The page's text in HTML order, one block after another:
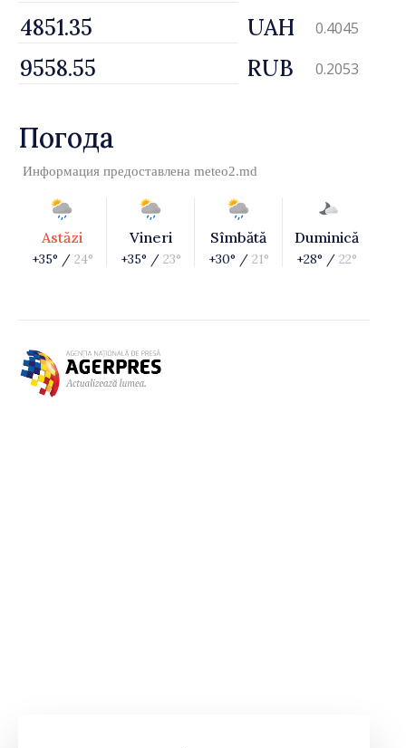
UAH
0.4045
RUB 0.2053
Погода
Информация предоставлена meteo2.md
Astăzi
+35° / 24°
Vineri
+35° / 23°
Sîmbătă
+30° / 21°
Duminică
+28° / 22°